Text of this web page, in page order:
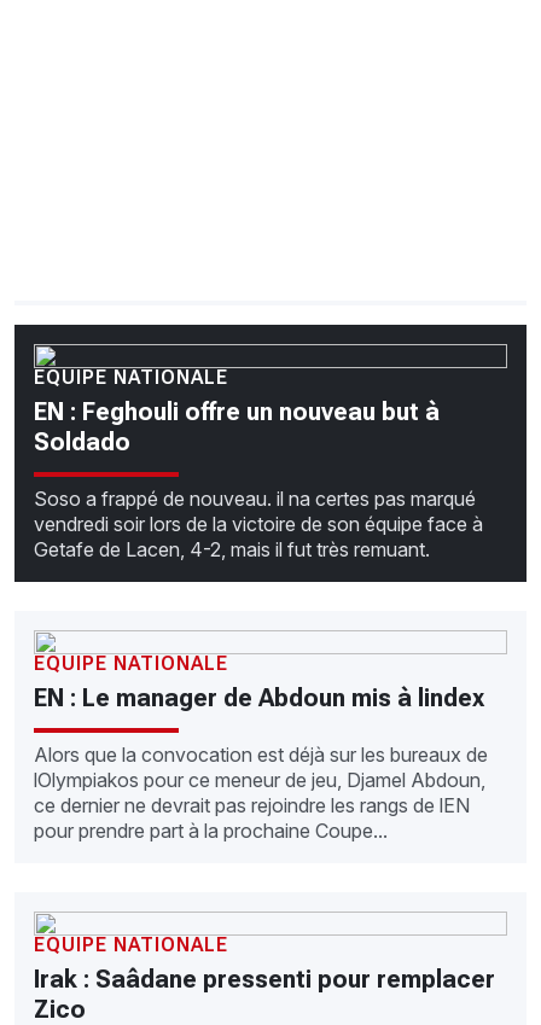
EQUIPE NATIONALE
EN : Feghouli offre un nouveau but à
Soldado
Soso a frappé de nouveau. il na certes pas marqué
vendredi soir lors de la victoire de son équipe face à
Getafe de Lacen, 4-2, mais il fut très remuant.
EQUIPE NATIONALE
EN : Le manager de Abdoun mis à lindex
Alors que la convocation est déjà sur les bureaux de
lOlympiakos pour ce meneur de jeu, Djamel Abdoun,
ce dernier ne devrait pas rejoindre les rangs de lEN
pour prendre part à la prochaine Coupe...
EQUIPE NATIONALE
Irak : Saâdane pressenti pour remplacer
Zico